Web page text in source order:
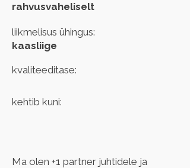
rahvusvaheliselt
liikmelisus ühingus:
kaasliige
kvaliteeditase:
kehtib kuni:
Ma olen +1 partner juhtidele ja